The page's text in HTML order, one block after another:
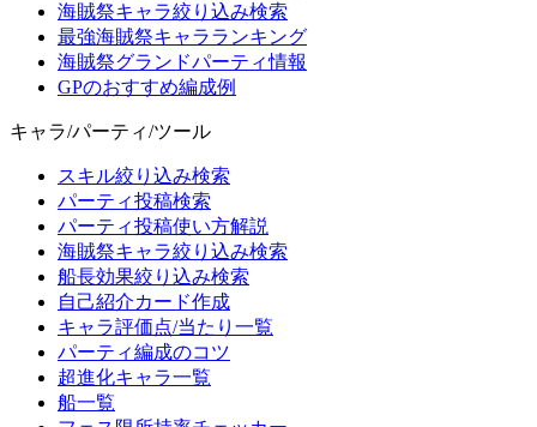
海賊祭キャラ絞り込み検索
最強海賊祭キャラランキング
海賊祭グランドパーティ情報
GPのおすすめ編成例
キャラ/パーティ/ツール
スキル絞り込み検索
パーティ投稿検索
パーティ投稿使い方解説
海賊祭キャラ絞り込み検索
船長効果絞り込み検索
自己紹介カード作成
キャラ評価点/当たり一覧
パーティ編成のコツ
超進化キャラ一覧
船一覧